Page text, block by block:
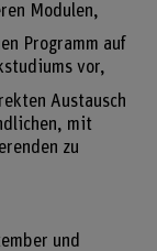
Modulen,
Programm auf
vor,
Austausch
mit
zu
und